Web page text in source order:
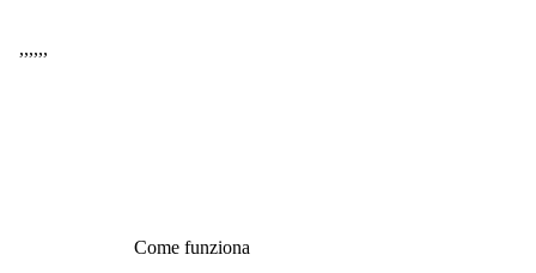
,,,,,,
Come funziona